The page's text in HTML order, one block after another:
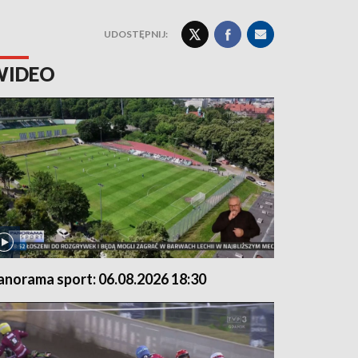
UDOSTĘPNIJ:
sport: 06.08.2026 18:30